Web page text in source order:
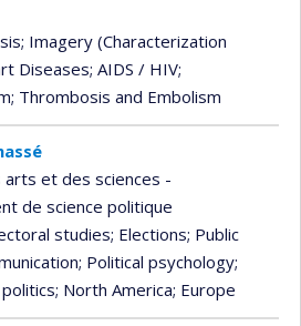
; Imagery (Characterization
Diseases; AIDS / HIV;
; Thrombosis and Embolism
arts et des sciences -
de science politique
studies; Elections; Public
; Political psychology;
politics; North America; Europe